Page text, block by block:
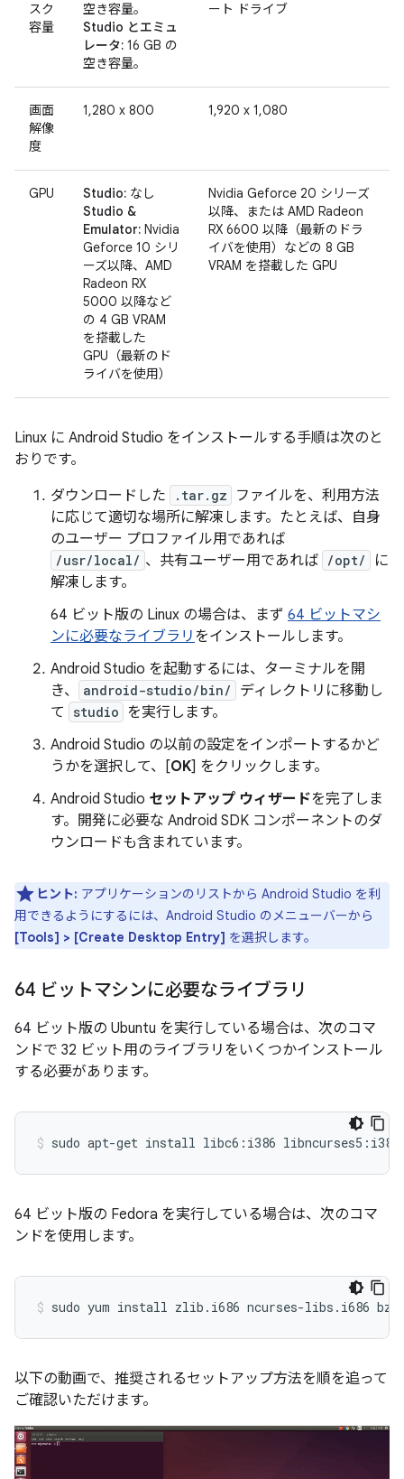
スク
容量
空き容量。
Studio とエミュ
レータ: 16 GB の
空き容量。
ート ドライブ
画面
解像
度
1,280 x 800 1,920 x 1,080
GPU Studio: なし
Studio &
Emulator: Nvidia
Geforce 10 シリ
ーズ以降、AMD
Radeon RX
5000 以降など
の 4 GB VRAM
を搭載した
GPU（最新のド
ライバを使用）
Nvidia Geforce 20 シリーズ
以降、または AMD Radeon
RX 6600 以降（最新のドラ
イバを使用）などの 8 GB
VRAM を搭載した GPU
Linux に Android Studio をインストールする手順は次のと
おりです。
ダウンロードした
.tar.gz
ファイルを、利用方法
に応じて適切な場所に解凍します。たとえば、自身
のユーザー プロファイル用であれば
/usr/local/ 、共有ユーザー用であれば /opt/
に
解凍します。
64 ビット版の Linux の場合は、まず 64 ビットマシ
ンに必要なライブラリ をインストールします。
Android Studio を起動するには、ターミナルを開
き、
android-studio/bin/
ディレクトリに移動し
て
studio を実行します。
Android Studio の以前の設定をインポートするかど
うかを選択して、[OK] をクリックします。
Android Studio セットアップ ウィザードを完了しま
す。開発に必要な Android SDK コンポーネントのダ
ウンロードも含まれています。
ヒント: アプリケーションのリストから Android Studio を利
用できるようにするには、Android Studio のメニューバーから
[Tools] > [Create Desktop Entry] を選択します。
64 ビットマシンに必要なライブラリ
64 ビット版の Ubuntu を実行している場合は、次のコマ
ンドで 32 ビット用のライブラリをいくつかインストール
する必要があります。
64 ビット版の Fedora を実行している場合は、次のコマ
ンドを使用します。
以下の動画で、推奨されるセットアップ方法を順を追って
ご確認いただけます。